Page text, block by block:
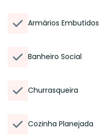
Armários Embutidos
Banheiro Social
Churrasqueira
Cozinha Planejada